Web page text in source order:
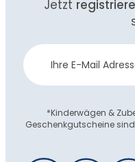
Jetzt
Newsletter
Anmeldung
*Kinderwägen &
Geschenkgutscheine